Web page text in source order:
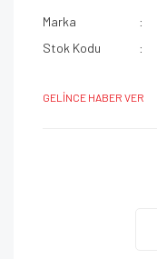
Marka
Stok Kodu
GELİNCE HABER VER